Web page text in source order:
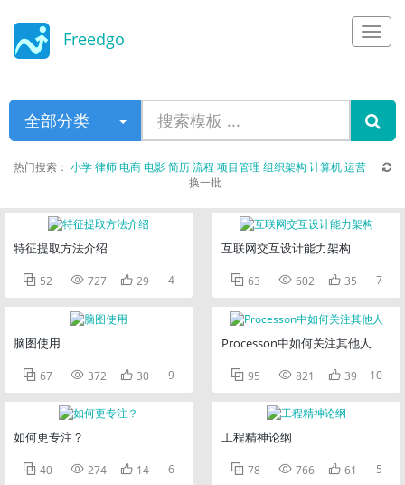
Freedgo
全部分类
热门搜索： 小学律师电商电影简历流程 项目管理 组织架构 计算机运营
换一批
特征提取方法介绍
 52  727  29 4
脑图使用
 67  372  30 9
如何更专注？
 40  274  14 6
互联网交互设计能力架构
 63  602  35 7
Processon中如何关注其他人
 95  821  39 10
工程精神论纲
 78  766  61 5